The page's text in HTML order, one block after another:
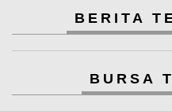
BERITA
BURSA